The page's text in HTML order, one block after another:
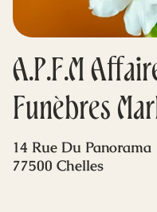
Blog
Mes
A.P.F.M
Funèbres
14 Rue Du Panorama
77500 Chelles